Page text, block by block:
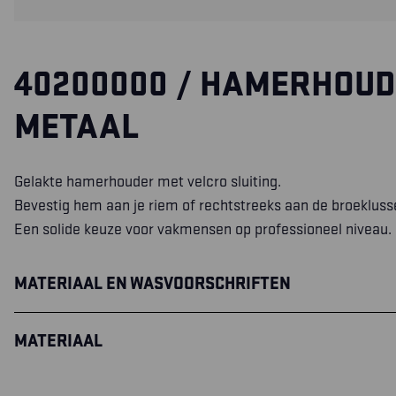
40200000 /
METAAL
Gelakte hamerhouder met velcro sluiting.
Bevestig hem aan je riem of rechtstreeks aan de
Een solide keuze voor vakmensen op professioneel niveau.
MATERIAAL EN WASVOORSCHRIFTEN
MATERIAAL